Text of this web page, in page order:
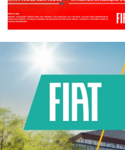
ESTOU